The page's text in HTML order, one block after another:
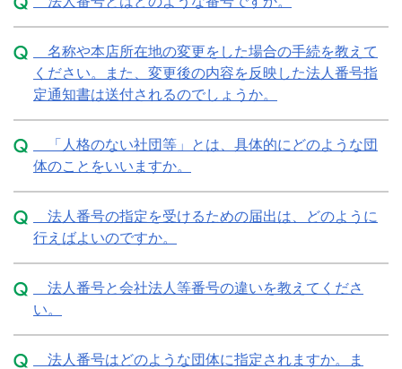
名称や本店所在地の変更をした場合の手続を教えて
ください。また、変更後の内容を反映した法人番号指
定通知書は送付されるのでしょうか。
「人格のない社団等」とは、具体的にどのような団
体のことをいいますか。
法人番号の指定を受けるための届出は、どのように
行えばよいのですか。
法人番号と会社法人等番号の違いを教えてくださ
い。
法人番号はどのような団体に指定されますか。ま